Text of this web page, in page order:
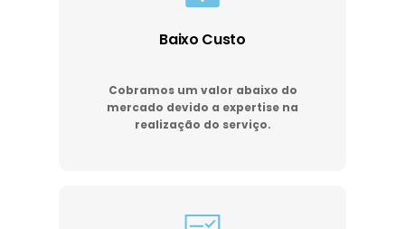
Baixo Custo
Cobramos um valor abaixo do
mercado devido a expertise na
realização do serviço.